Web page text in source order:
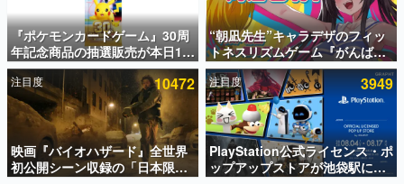
アプリセール情報
インタビュー
連載・特集一覧
殿堂入り記事
SNS拡散数が数千以上！ ページビュー数万以上！ などな
ど。多くの人々に読まれた、電ファミ渾身の“殿堂入り”記
事をまとめました。
『ポケモンカードゲーム』30周
年記念商品の抽選販売が本日12
時より開始。拡張パック「30th
CELEBRATION」のボックス
に、「プレミアムデッキセット
エーフィ・ブラッキー」
「FUTURISTIC BOX」の計3商
品
“朝凪先生”キャラデザのフィッ
トネスリズムゲーム『がんば
れ！チアリズム』Steamストア
ページが公開。キャラクターの
CVは陽向葵ゅかさん
注目度 10472
映画『バイオハザード』全世界
初公開シーン収録の「日本限
注目度 3949
PlayStation公式ライセンス・ポ
ップアップストアが池袋駅にて